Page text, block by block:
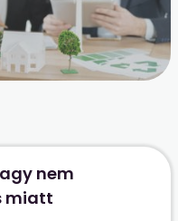
nem
miatt